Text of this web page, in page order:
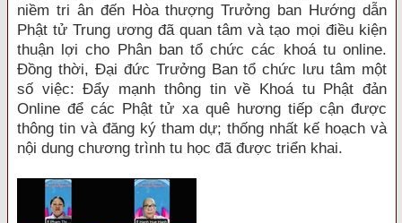
niềm tri ân đến Hòa thượng Trưởng ban Hướng dẫn
Phật tử Trung ương đã quan tâm và tạo mọi điều kiện
thuận lợi cho Phân ban tổ chức các khoá tu online.
Đồng thời, Đại đức Trưởng Ban tổ chức lưu tâm một
số việc: Đẩy mạnh thông tin về Khoá tu Phật đản
Online để các Phật tử xa quê hương tiếp cận được
thông tin và đăng ký tham dự; thống nhất kế hoạch và
nội dung chương trình tu học đã được triển khai.